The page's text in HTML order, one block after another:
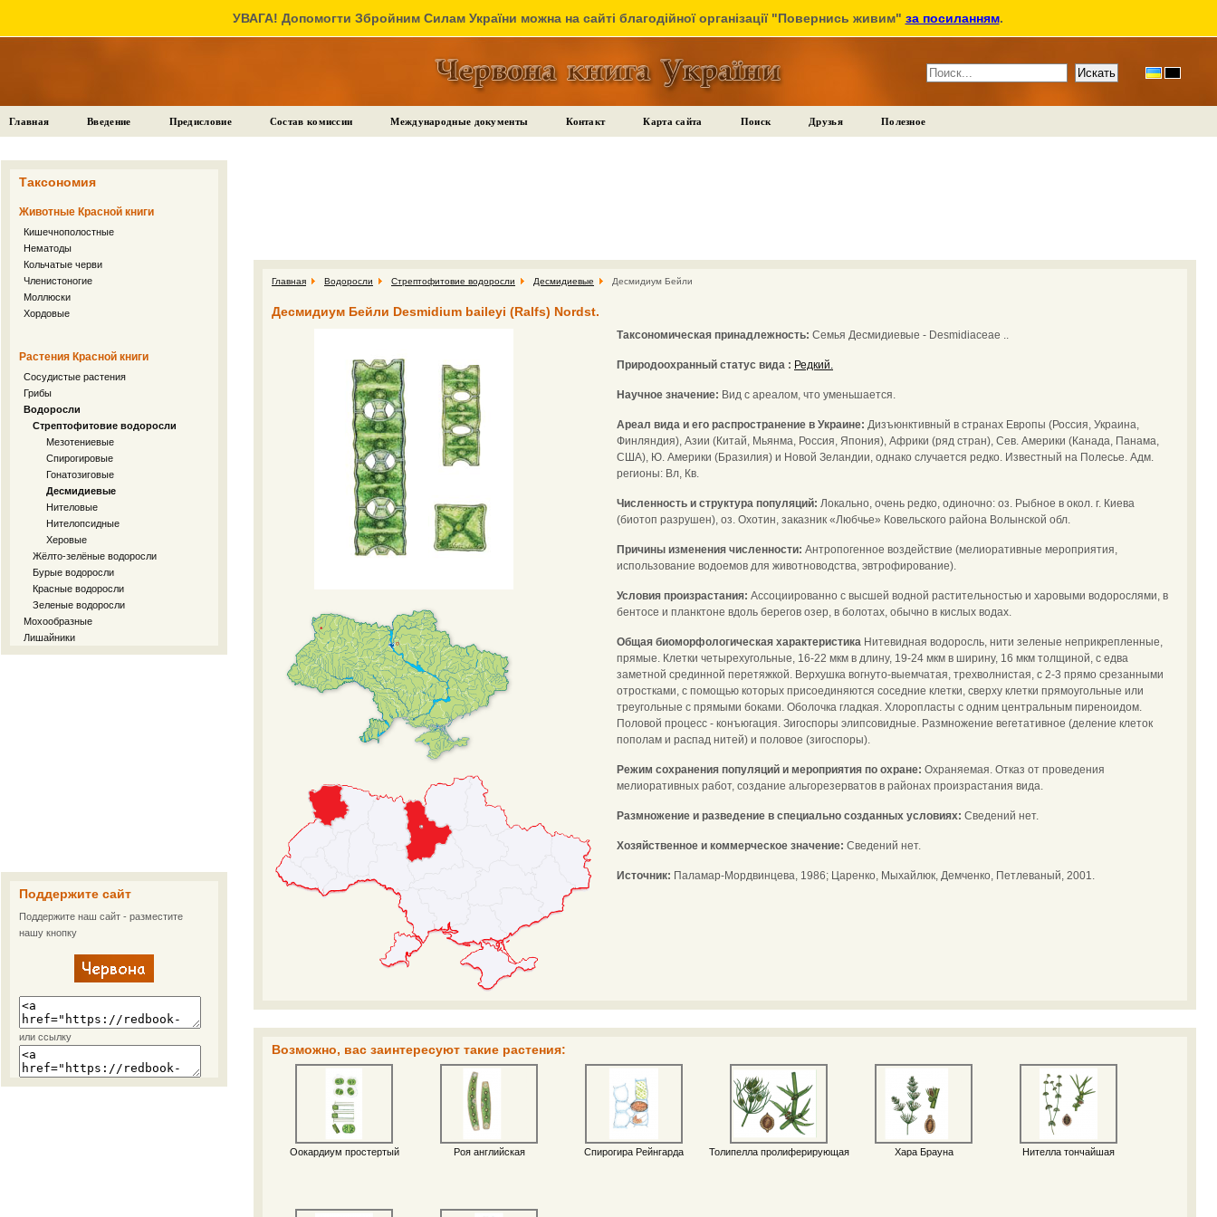
УВАГА! Допомогти Збройним Силам України можна на сайті благодійної організації "Повернись живим" за посиланням.
Главная Введение Предисловие Состав комиссии Международные документы Контакт Карта сайта Поиск Друзья Полезное
Таксономия
Животные Красной книги
Кишечнополостные
Нематоды
Кольчатые черви
Членистоногие
Моллюски
Хордовые
Растения Красной книги
Сосудистые растения
Грибы
Водоросли
Стрептофитовие водоросли
Мезотениевые
Спирогировые
Гонатозиговые
Десмидиевые
Нителовые
Нителопсидные
Херовые
Жёлто-зелёные водоросли
Бурые водоросли
Красные водоросли
Зеленые водоросли
Мохообразные
Лишайники
Поддержите сайт
Поддержите наш сайт - разместите
нашу кнопку
или ссылку
Главная Водоросли Стрептофитовие водоросли Десмидиевые Десмидиум Бейли
Десмидиум Бейли Desmidium baileyi (Ralfs) Nordst.
Таксономическая принадлежность: Семья Десмидиевые - Desmidiaceae ..
Природоохранный статус вида : Редкий.
Научное значение: Вид с ареалом, что уменьшается.
Ареал вида и его распространение в Украине: Дизъюнктивный в странах Европы (Россия, Украина,
Финляндия), Азии (Китай, Мьянма, Россия, Япония), Африки (ряд стран), Сев. Америки (Канада, Панама,
США), Ю. Америки (Бразилия) и Новой Зеландии, однако случается редко. Известный на Полесье. Адм.
регионы: Вл, Кв.
Численность и структура популяций: Локально, очень редко, одиночно: оз. Рыбное в окол. г. Киева
(биотоп разрушен), оз. Охотин, заказник «Любчье» Ковельского района Волынской обл.
Причины изменения численности: Антропогенное воздействие (мелиоративные мероприятия,
использование водоемов для животноводства, эвтрофирование).
Условия произрастания: Ассоциированно с высшей водной растительностью и харовыми водорослями, в
бентосе и планктоне вдоль берегов озер, в болотах, обычно в кислых водах.
Общая биоморфологическая характеристика Нитевидная водоросль, нити зеленые неприкрепленные,
прямые. Клетки четырехугольные, 16-22 мкм в длину, 19-24 мкм в ширину, 16 мкм толщиной, с едва
заметной срединной перетяжкой. Верхушка вогнуто-выемчатая, трехволнистая, с 2-3 прямо срезанными
отростками, с помощью которых присоединяются соседние клетки, сверху клетки прямоугольные или
треугольные с прямыми боками. Оболочка гладкая. Хлоропласты с одним центральным пиреноидом.
Половой процесс - конъюгация. Зигоспоры элипсовидные. Размножение вегетативное (деление клеток
пополам и распад нитей) и половое (зигоспоры).
Режим сохранения популяций и мероприятия по охране: Охраняемая. Отказ от проведения
мелиоративных работ, создание альгорезерватов в районах произрастания вида.
Размножение и разведение в специально созданных условиях: Сведений нет.
Хозяйственное и коммерческое значение: Сведений нет.
Источник: Паламар-Мордвинцева, 1986; Царенко, Мыхайлюк, Демченко, Петлеваный, 2001.
Возможно, вас заинтересуют такие растения:
Оокардиум простертый Роя английская Спирогира Рейнгарда Толипелла пролиферирующая Хара Брауна Нителла тончайшая